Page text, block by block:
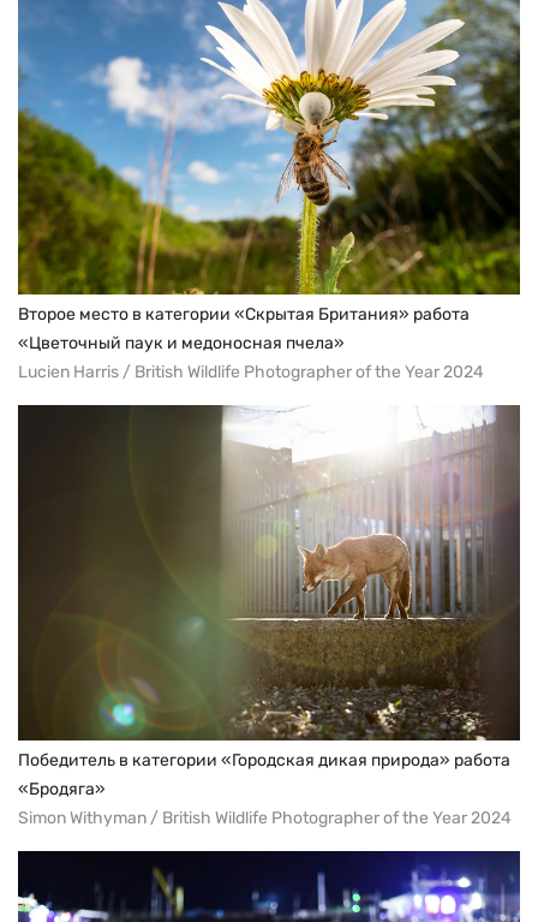
Второе место в категории «Скрытая Британия» работа
«Цветочный паук и медоносная пчела»
Lucien Harris / British Wildlife Photographer of the Year 2024
Победитель в категории «Городская дикая природа» работа
«Бродяга»
Simon Withyman / British Wildlife Photographer of the Year 2024